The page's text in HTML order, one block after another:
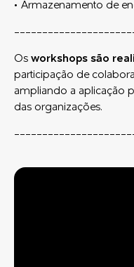
• Armazenamento de
Os workshops são
participação de
ampliando a aplicação
das organizações.